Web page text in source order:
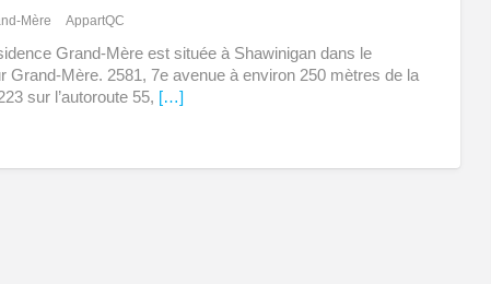
Mère AppartQC
Grand-Mère est située à Shawinigan dans le
Grand-Mère. 2581, 7e avenue à environ 250 mètres de la
sur l’autoroute 55, […]